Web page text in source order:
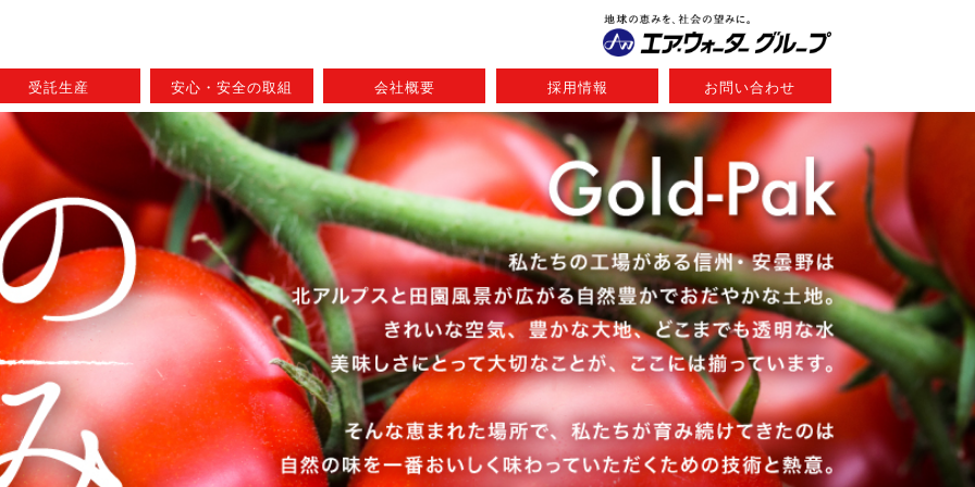
受託生産 安心・安全の取組 会社概要 採用情報 お問い合わせ